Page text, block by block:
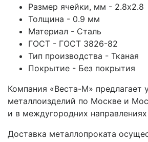
Размер ячейки, мм - 2.8х2.8
Толщина - 0.9 мм
Материал - Сталь
ГОСТ - ГОСТ 3826-82
Тип производства - Тканая
Покрытие - Без покрытия
Компания «Веста-М» предлагает
металлоизделий по Москве и
и в междугородних
Доставка металлопроката